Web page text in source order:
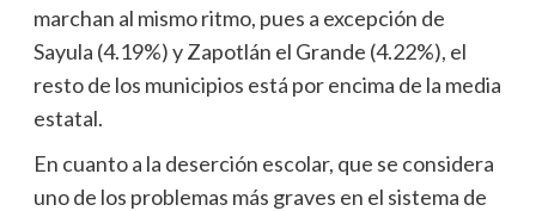
marchan al mismo ritmo, pues a excepción de
Sayula (4.19%) y Zapotlán el Grande (4.22%), el
resto de los municipios está por encima de la media
estatal.
En cuanto a la deserción escolar, que se considera
uno de los problemas más graves en el sistema de